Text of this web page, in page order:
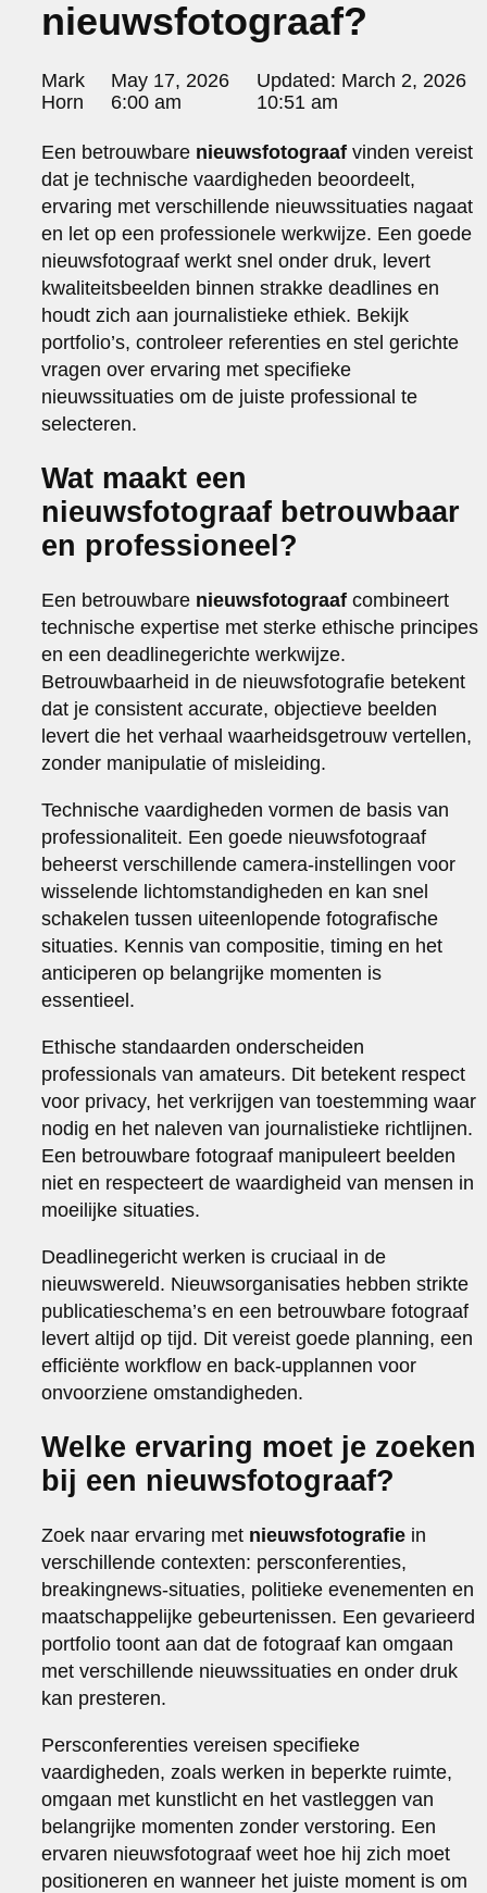
portraits 2
portraits 3
sanoma view 2014 – annual report
het zuiderlicht
thomas van luyn
various
parool christmas special
editorial
travel
commercial
fashion
contact
info@markhorn.nl
+31650600601
about
nieuwsfotograaf?
Posted
by:
Mark
Horn
May 17, 2026
6:00 am
Updated: March 2, 2026
10:51 am
Een betrouwbare nieuwsfotograaf vinden vereist
dat je technische vaardigheden beoordeelt,
ervaring met verschillende nieuwssituaties nagaat
en let op een professionele werkwijze. Een goede
nieuwsfotograaf werkt snel onder druk, levert
kwaliteitsbeelden binnen strakke deadlines en
houdt zich aan journalistieke ethiek. Bekijk
portfolio’s, controleer referenties en stel gerichte
vragen over ervaring met specifieke
nieuwssituaties om de juiste professional te
selecteren.
Wat maakt een
nieuwsfotograaf betrouwbaar
en professioneel?
Een betrouwbare nieuwsfotograaf combineert
technische expertise met sterke ethische principes
en een deadlinegerichte werkwijze.
Betrouwbaarheid in de nieuwsfotografie betekent
dat je consistent accurate, objectieve beelden
levert die het verhaal waarheidsgetrouw vertellen,
zonder manipulatie of misleiding.
Technische vaardigheden vormen de basis van
professionaliteit. Een goede nieuwsfotograaf
beheerst verschillende camera-instellingen voor
wisselende lichtomstandigheden en kan snel
schakelen tussen uiteenlopende fotografische
situaties. Kennis van compositie, timing en het
anticiperen op belangrijke momenten is
essentieel.
Ethische standaarden onderscheiden
professionals van amateurs. Dit betekent respect
voor privacy, het verkrijgen van toestemming waar
nodig en het naleven van journalistieke richtlijnen.
Een betrouwbare fotograaf manipuleert beelden
niet en respecteert de waardigheid van mensen in
moeilijke situaties.
Deadlinegericht werken is cruciaal in de
nieuwswereld. Nieuwsorganisaties hebben strikte
publicatieschema’s en een betrouwbare fotograaf
levert altijd op tijd. Dit vereist goede planning, een
efficiënte workflow en back-upplannen voor
onvoorziene omstandigheden.
Welke ervaring moet je zoeken
bij een nieuwsfotograaf?
Zoek naar ervaring met nieuwsfotografie in
verschillende contexten: persconferenties,
breakingnews-situaties, politieke evenementen en
maatschappelijke gebeurtenissen. Een gevarieerd
portfolio toont aan dat de fotograaf kan omgaan
met verschillende nieuwssituaties en onder druk
kan presteren.
Persconferenties vereisen specifieke
vaardigheden, zoals werken in beperkte ruimte,
omgaan met kunstlicht en het vastleggen van
belangrijke momenten zonder verstoring. Een
ervaren nieuwsfotograaf weet hoe hij zich moet
positioneren en wanneer het juiste moment is om